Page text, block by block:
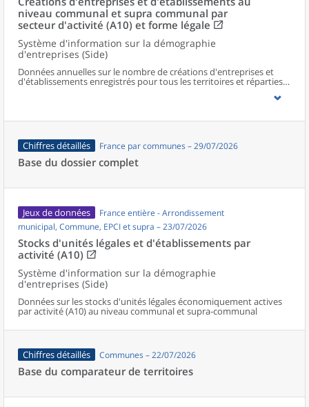
niveau communal et supra communal par
secteur d'activité (A10) et forme légale
Système d'information sur la démographie
d'entreprises (Side)
Données annuelles sur le nombre de créations d'entreprises et
d'établissements enregistrés pour tous les territoires et réparties
selon le secteur d’activité et la forme légale.
Chiffres détaillés France par communes – 29/07/2026
Base du dossier complet
Jeux de données
France entière - Arrondissement
municipal, Commune, EPCI et supra – 23/07/2026
Stocks d'unités légales et d'établissements par
activité (A10)
Système d'information sur la démographie
d'entreprises (Side)
Données sur les stocks d'unités légales économiquement actives
par activité (A10) au niveau communal et supra-communal
Chiffres détaillés Communes – 22/07/2026
Base du comparateur de territoires